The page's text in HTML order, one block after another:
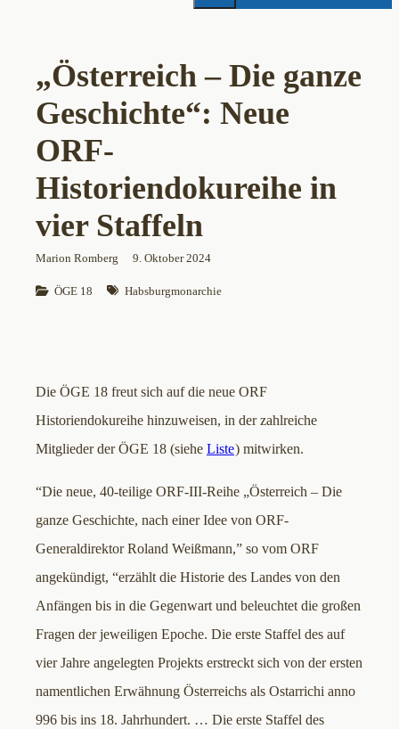
„Österreich – Die ganze
Geschichte“: Neue
ORF-
Historiendokureihe in
vier Staffeln
Marion Romberg 9. Oktober 2024
ÖGE 18 Habsburgmonarchie
Die ÖGE 18 freut sich auf die neue ORF
Historiendokureihe hinzuweisen, in der zahlreiche
Mitglieder der ÖGE 18 (siehe Liste) mitwirken.
“Die neue, 40-teilige ORF-III-Reihe „Österreich – Die
ganze Geschichte, nach einer Idee von ORF-
Generaldirektor Roland Weißmann,” so vom ORF
angekündigt, “erzählt die Historie des Landes von den
Anfängen bis in die Gegenwart und beleuchtet die großen
Fragen der jeweiligen Epoche. Die erste Staffel des auf
vier Jahre angelegten Projekts erstreckt sich von der ersten
namentlichen Erwähnung Österreichs als Ostarrichi anno
996 bis ins 18. Jahrhundert. … Die erste Staffel des